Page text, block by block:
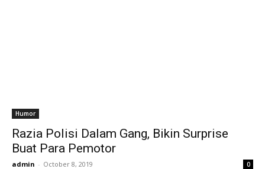
Humor
Razia Polisi Dalam Gang, Bikin Surprise
Buat Para Pemotor
admin - October 8, 2019 0